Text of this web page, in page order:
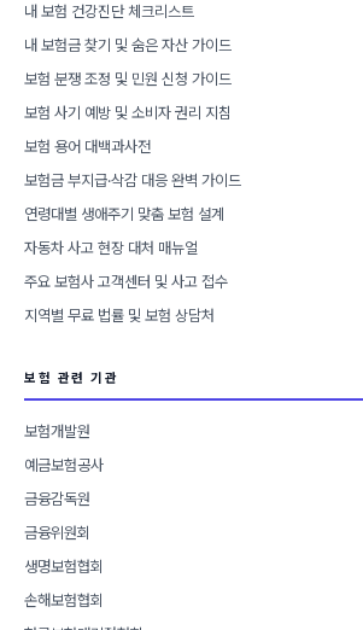
내 보험 건강진단 체크리스트
내 보험금 찾기 및 숨은 자산 가이드
보험 분쟁 조정 및 민원 신청 가이드
보험 사기 예방 및 소비자 권리 지침
보험 용어 대백과사전
보험금 부지급·삭감 대응 완벽 가이드
연령대별 생애주기 맞춤 보험 설계
자동차 사고 현장 대처 매뉴얼
주요 보험사 고객센터 및 사고 접수
지역별 무료 법률 및 보험 상담처
보험 관련 기관
보험개발원
예금보험공사
금융감독원
금융위원회
생명보험협회
손해보험협회